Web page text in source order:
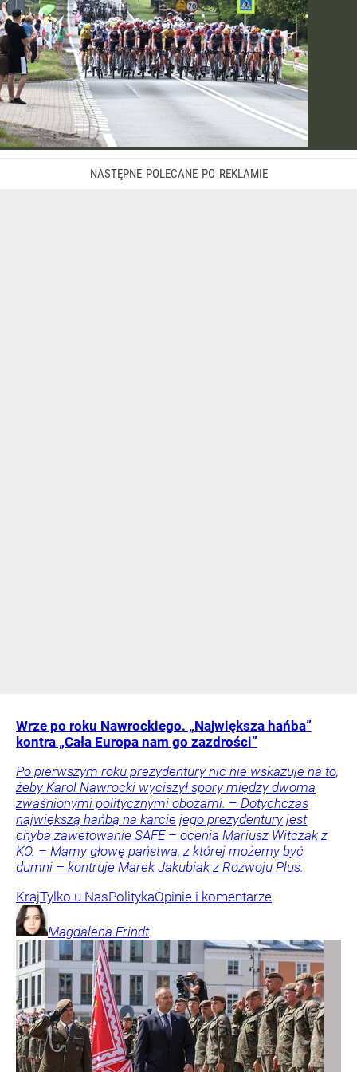
Wrze po roku Nawrockiego. „Największa hańba”
kontra „Cała Europa nam go zazdrości”
Po pierwszym roku prezydentury nic nie wskazuje na to,
żeby Karol Nawrocki wyciszył spory między dwoma
zwaśnionymi politycznymi obozami. – Dotychczas
największą hańbą na karcie jego prezydentury jest
chyba zawetowanie SAFE – ocenia Mariusz Witczak z
KO. – Mamy głowę państwa, z której możemy być
dumni – kontruje Marek Jakubiak z Rozwoju Plus.
KrajTylko u NasPolitykaOpinie i komentarze
Magdalena Frindt